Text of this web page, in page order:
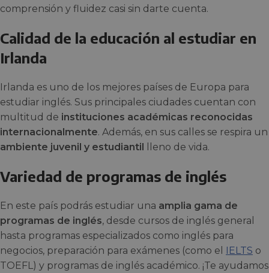
comprensión y fluidez casi sin darte cuenta.
Calidad de la educación al estudiar en
Irlanda
Irlanda es uno de los mejores países de Europa para
estudiar inglés. Sus principales ciudades cuentan con
multitud de instituciones académicas reconocidas
internacionalmente. Además, en sus calles se respira un
ambiente juvenil y estudiantil lleno de vida.
Variedad de programas de inglés
En este país podrás estudiar una amplia gama de
programas de inglés, desde cursos de inglés general
hasta programas especializados como inglés para
negocios, preparación para exámenes (como el
IELTS o
TOEFL) y programas de inglés académico. ¡Te ayudamos